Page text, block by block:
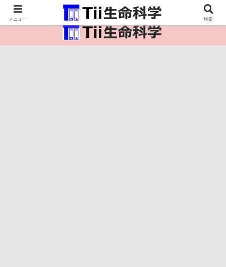
医療保健・生命・生物の情報インフラ。
メニュー 検索